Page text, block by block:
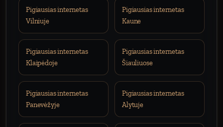
Pigiausias internetas
Vilniuje
Pigiausias internetas
Kaune
Pigiausias internetas
Klaipėdoje
Pigiausias internetas
Šiauliuose
Pigiausias internetas
Panevėžyje
Pigiausias internetas
Alytuje